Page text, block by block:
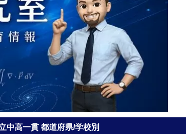
中高一貫 都道府県/学校別